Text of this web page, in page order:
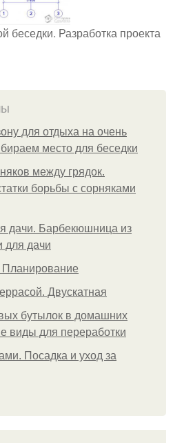
беседки. Разработка проекта
для отдыха на очень
место для беседки
между грядок.
борьбы с сорняками
дачи. Барбекюшница из
для дачи
Планирование
Двускатная
бутылок в домашних
виды для переработки
Посадка и уход за